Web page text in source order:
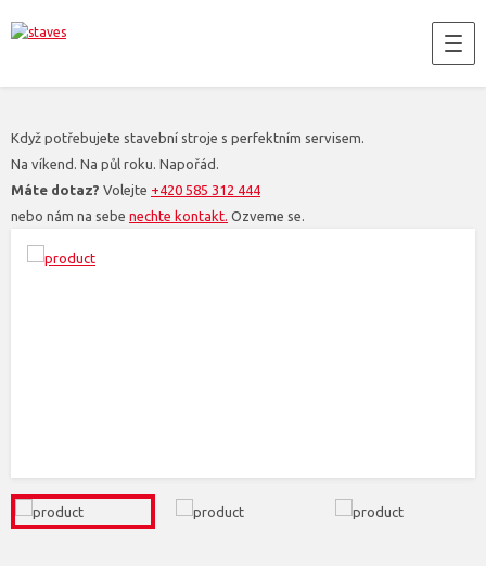
Když potřebujete stavební stroje s perfektním servisem.
Na víkend. Na půl roku. Napořád.
Máte dotaz? Volejte +420 585 312 444
nebo nám na sebe nechte kontakt. Ozveme se.